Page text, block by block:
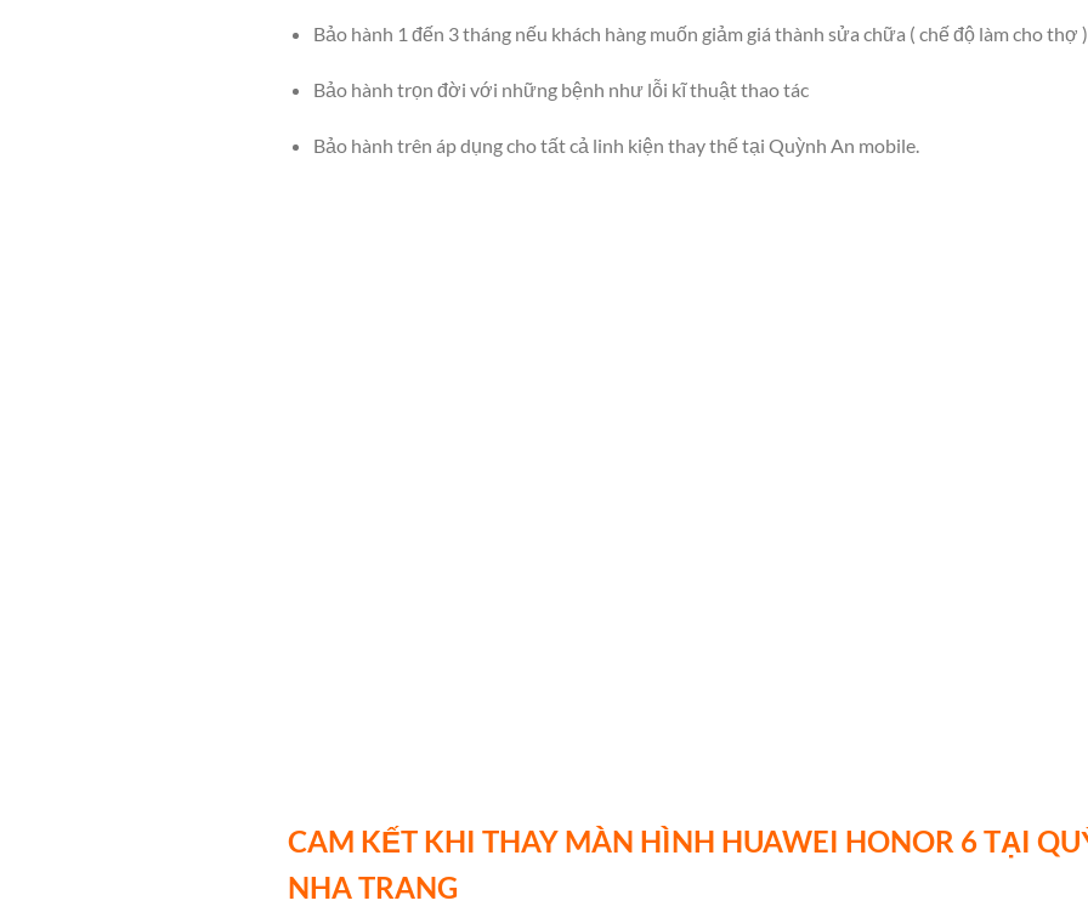
Bảo hành 1 đến 3 tháng nếu khách hàng muốn giảm giá thành sửa chữa ( chế độ làm cho thợ )
Bảo hành trọn đời với những bệnh như lỗi kĩ thuật thao tác
Bảo hành trên áp dụng cho tất cả linh kiện thay thế tại Quỳnh An mobile.
CAM KẾT KHI THAY MÀN HÌNH HUAWEI HONOR 6 TẠI
NHA TRANG